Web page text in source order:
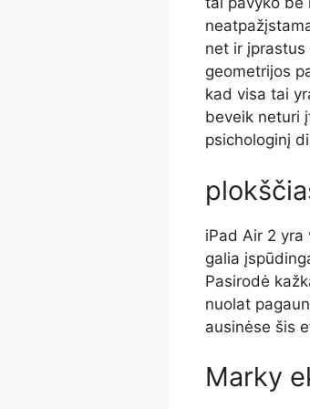
net ir
geometrijos
kad visa tai
beveik neturi
psichologinį
iPad Air 2 yra
galia
Pasirodė
nuolat
ausinėse šis
Marky